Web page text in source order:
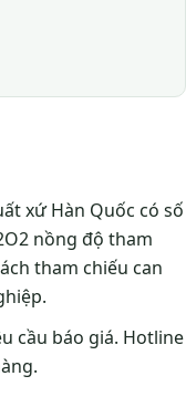
xứ Hàn Quốc có số
nồng độ tham
tham chiếu can
cầu báo giá. Hotline